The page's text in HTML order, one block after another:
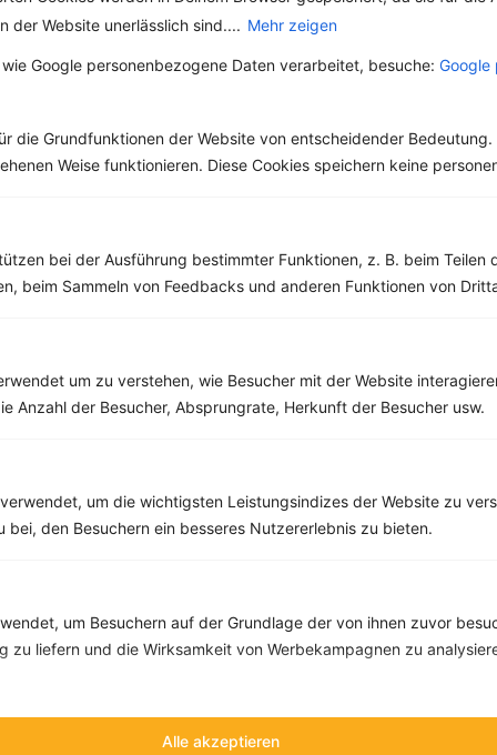
der Website unerlässlich sind.... Mehr zeigen
Google personenbezogene Daten verarbeitet, besuche: Google
die Grundfunktionen der Website von entscheidender Bedeutung.
Weise funktionieren. Diese Cookies speichern keine
bei der Ausführung bestimmter Funktionen, z. B. beim Teilen
beim Sammeln von Feedbacks und anderen Funktionen von
um zu verstehen, wie Besucher mit der Website
Anzahl der Besucher, Absprungrate, Herkunft der Besucher usw.
um die wichtigsten Leistungsindizes der Website zu
bei, den Besuchern ein besseres Nutzererlebnis zu bieten.
um Besuchern auf der Grundlage der von ihnen zuvor
zu liefern und die Wirksamkeit von Werbekampagnen zu
Alle akzeptieren
Fett:14 g
Weitere Themen durchsuchen
Diäten
Gesunde Ernährung
Kräuter & Gewürze